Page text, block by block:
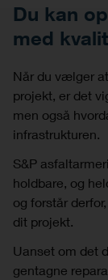
Du kan
med
Når du vælger
projekt, er det
men også
infrastrukturen.
S&P
holdbare, og
og forstår
dit projekt.
Uanset om det
gentagne